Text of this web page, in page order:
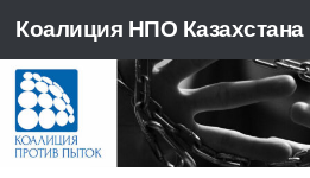
Перейти к содержимому